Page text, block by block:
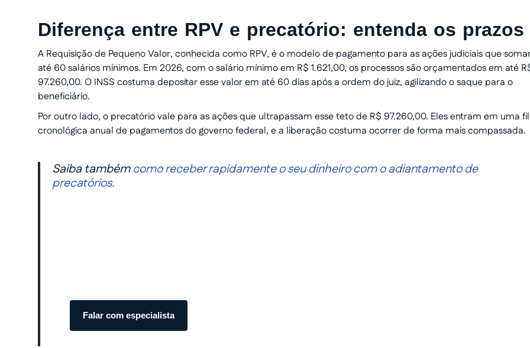
Diferença entre RPV e precatório: entenda os prazos
A Requisição de Pequeno Valor, conhecida como RPV, é o modelo de pagamento para as ações judiciais que
até 60 salários mínimos. Em 2026, com o salário mínimo em R$ 1.621,00, os processos são orçamentados em até
97.260,00. O INSS costuma depositar esse valor em até 60 dias após a ordem do juiz, agilizando o saque para o
beneficiário.
Por outro lado, o precatório vale para as ações que ultrapassam esse teto de R$ 97.260,00. Eles entram em uma
cronológica anual de pagamentos do governo federal, e a liberação costuma ocorrer de forma mais compassada.
Saiba tambémcomo receber rapidamente o seu dinheiro com o adiantamento de
precatórios.
Falar com especialista